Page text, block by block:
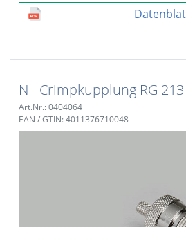
N - Crimpkupplung RG 213
Art.Nr.: 0404064
EAN / GTIN: 4011376710048